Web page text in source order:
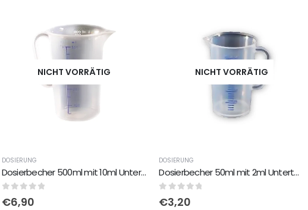
NICHT VORRÄTIG
DOSIERUNG
Dosierbecher 500ml mit 10ml Unterteilung
out of 5
€6,90
NICHT VORRÄTIG
DOSIERUNG
Dosierbecher 50ml mit 2ml Unterteilung
out of 5
€3,20